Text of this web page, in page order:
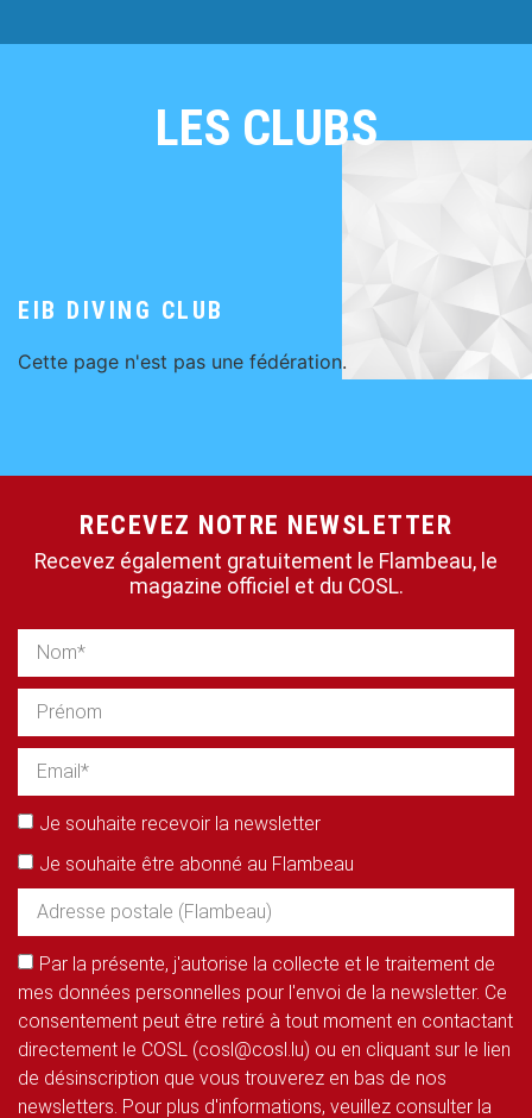
LES CLUBS
EIB DIVING CLUB
Cette page n'est pas une fédération.
RECEVEZ NOTRE NEWSLETTER
Recevez également gratuitement le Flambeau, le
magazine officiel et du COSL.
Je souhaite recevoir la newsletter
Je souhaite être abonné au Flambeau
Par la présente, j'autorise la collecte et le traitement de
mes données personnelles pour l'envoi de la newsletter. Ce
consentement peut être retiré à tout moment en contactant
directement le COSL (cosl@cosl.lu) ou en cliquant sur le lien
de désinscription que vous trouverez en bas de nos
newsletters. Pour plus d'informations, veuillez consulter la